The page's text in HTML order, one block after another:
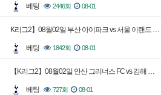
베팅 2446회 08-01
K리그2】08월02일 부산 아이파크 vs 서울 이랜드 …
베팅 1842회 08-01
【K리그2】08월02일 안산 그리너스 FC vs 김해 …
베팅 727회 08-01